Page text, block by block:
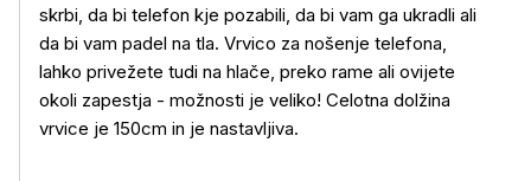
Več o izdelku
skrbi, da bi telefon kje pozabili, da bi vam ga ukradli ali
da bi vam padel na tla. Vrvico za nošenje telefona,
lahko privežete tudi na hlače, preko rame ali ovijete
okoli zapestja - možnosti je veliko! Celotna dolžina
vrvice je 150cm in je nastavljiva.